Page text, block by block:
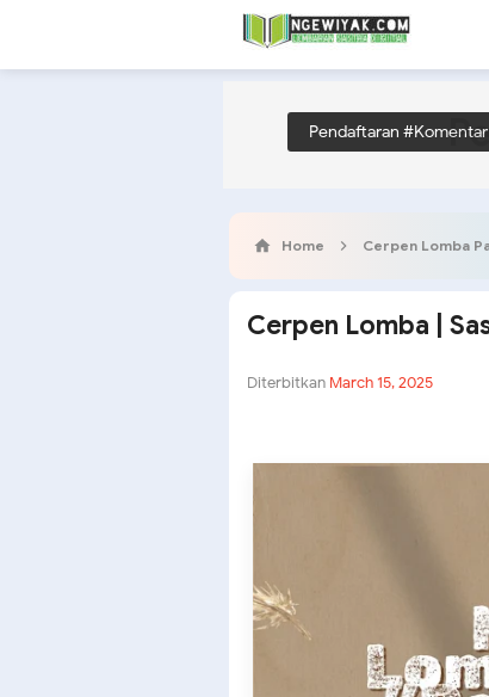
Pendaftaran
Home Cerpen Lomba
Cerpen Lomba |
Diterbitkan March 15, 2025